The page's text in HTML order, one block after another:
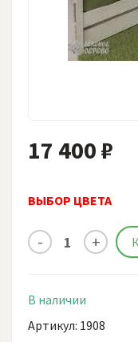
17 400 ₽
ВЫБОР ЦВЕТА
В наличии
Артикул: 1908